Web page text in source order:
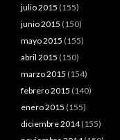
julio 2015 (155)
junio 2015 (150)
mayo 2015 (155)
abril 2015 (150)
marzo 2015 (154)
febrero 2015 (140)
enero 2015 (155)
diciembre 2014(155)